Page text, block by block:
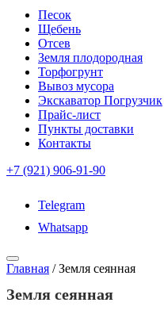
Песок
Щебень
Отсев
Земля плодородная
Торфогрунт
Вывоз мусора
Экскаватор Погрузчик
Прайс-лист
Пункты доставки
Контакты
+7 (921) 906-91-90
Telegram
Whatsapp
Главная /Земля сеянная
Земля сеянная